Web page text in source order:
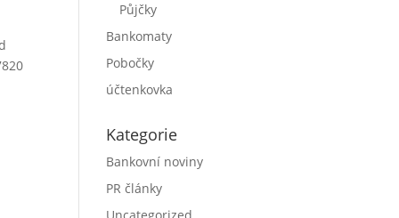
Půjčky
Bankomaty
Pobočky
účtenkovka
Kategorie
Bankovní noviny
PR články